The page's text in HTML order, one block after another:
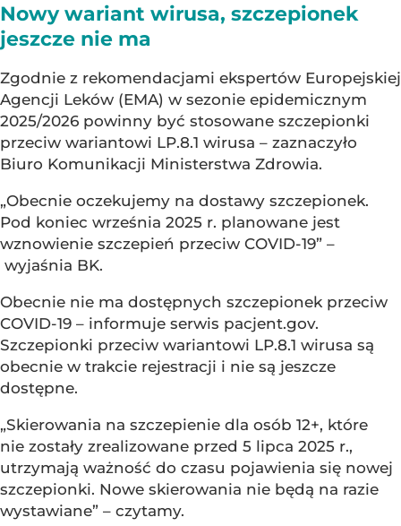
Nowy wariant wirusa, szczepionek
jeszcze nie ma
Zgodnie z rekomendacjami ekspertów Europejskiej
Agencji Leków (EMA) w sezonie epidemicznym
2025/2026 powinny być stosowane szczepionki
przeciw wariantowi LP.8.1 wirusa – zaznaczyło
Biuro Komunikacji Ministerstwa Zdrowia.
„Obecnie oczekujemy na dostawy szczepionek.
Pod koniec września 2025 r. planowane jest
wznowienie szczepień przeciw COVID-19” –
wyjaśnia BK.
Obecnie nie ma dostępnych szczepionek przeciw
COVID-19 – informuje serwis pacjent.gov.
Szczepionki przeciw wariantowi LP.8.1 wirusa są
obecnie w trakcie rejestracji i nie są jeszcze
dostępne.
„Skierowania na szczepienie dla osób 12+, które
nie zostały zrealizowane przed 5 lipca 2025 r.,
utrzymają ważność do czasu pojawienia się nowej
szczepionki. Nowe skierowania nie będą na razie
wystawiane” – czytamy.